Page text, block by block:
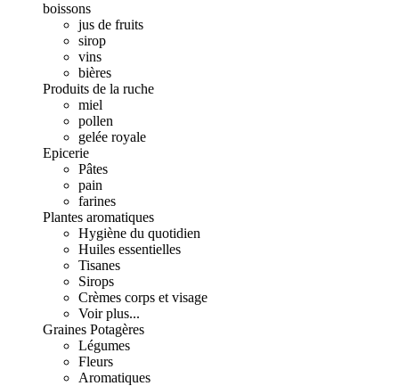
boissons
jus de fruits
sirop
vins
bières
Produits de la ruche
miel
pollen
gelée royale
Epicerie
Pâtes
pain
farines
Plantes aromatiques
Hygiène du quotidien
Huiles essentielles
Tisanes
Sirops
Crèmes corps et visage
Voir plus...
Graines Potagères
Légumes
Fleurs
Aromatiques